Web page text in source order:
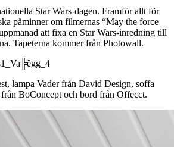
Star Wars-dagen. Framför allt för
påminner om filmernas “May the force
att fixa en Star Wars-inredning till
Tapeterna kommer från Photowall.
lampa Vader från David Design, soffa
BoConcept och bord från Offecct.